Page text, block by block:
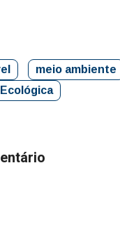
meio ambiente